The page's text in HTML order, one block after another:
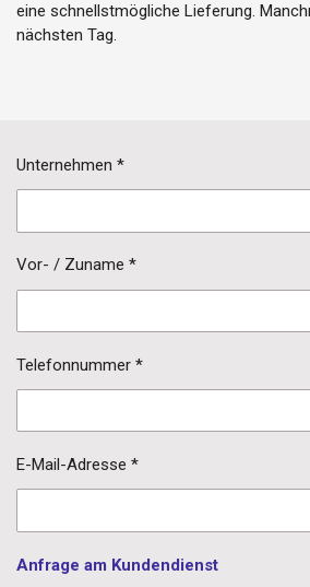
eine schnellstmögliche Lieferung.
nächsten Tag.
Unternehmen *
Vor- / Zuname *
Telefonnummer *
E-Mail-Adresse *
Anfrage am Kundendienst